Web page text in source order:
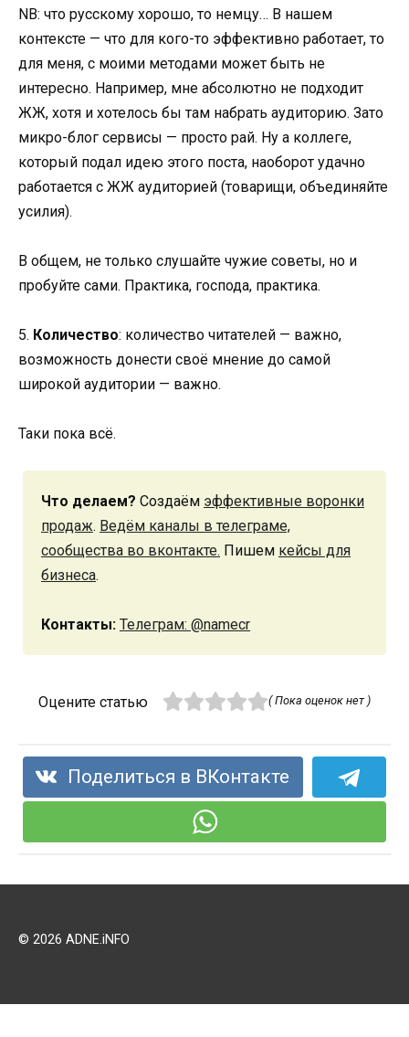
NB: что русскому хорошо, то немцу… В нашем
контексте — что для кого-то эффективно работает, то
для меня, с моими методами может быть не
интересно. Например, мне абсолютно не подходит
ЖЖ, хотя и хотелось бы там набрать аудиторию. Зато
микро-блог сервисы — просто рай. Ну а коллеге,
который подал идею этого поста, наоборот удачно
работается с ЖЖ аудиторией (товарищи, объединяйте
усилия).
В общем, не только слушайте чужие советы, но и
пробуйте сами. Практика, господа, практика.
5. Количество: количество читателей — важно,
возможность донести своё мнение до самой
широкой аудитории — важно.
Таки пока всё.
Что делаем? Создаём эффективные воронки
продаж. Ведём каналы в телеграме,
сообщества во вконтакте. Пишем кейсы для
бизнеса.
Контакты: Телеграм: @namecr
Оцените статью ( Пока оценок нет )
Поделиться в ВКонтакте
© 2026 ADNE.iNFO